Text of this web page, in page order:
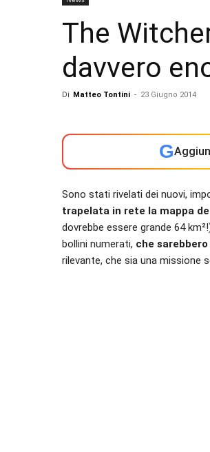
The
davvero
Di Matteo Tontini - 23 Giugno 2014
G
Sono stati rivelati dei nuovi,
trapelata in rete la mappa
dovrebbe essere grande 64
bollini numerati, che
rilevante, che sia una missione